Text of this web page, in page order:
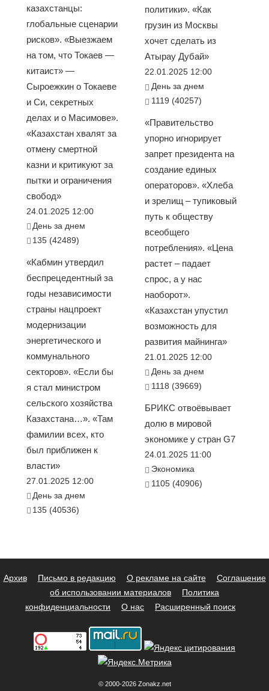
казахстанцы:
глобальные сценарии
рисков». «Выезжаем
на том, что Токаев —
китаист» —
Сыроежкин о Токаеве
и Си, секретных
делах и о Масимове».
«Казахстан хвалят за
отмену смертной
казни и критикуют за
пытки и ограничения
свобод»
24.01.2025 12:00
День за днем
135 (42489)
«Кабмин утвердил
беспрецедентный за
годы независимости
страны нацпроект
модернизации
энергетического и
коммунального
секторов». «Если бы
я стал министром
сельского хозяйства
Казахстана…». «Там
фамилии всех, кто
был приближен к
власти»
27.01.2025 12:00
День за днем
135 (40536)
политики». «Как
грузин из Москвы
хочет сделать из
Атырау Дубай»
22.01.2025 12:00
День за днем
1119 (40257)
«Правительство
упорно игнорирует
запрет президента на
создание единых
операторов». «Хлеба
и зрелищ – тупиковый
путь к обществу
всеобщего
потребления». «Цена
растет – падает
спрос, а у нас
наоборот».
«Казахстан упустил
возможность для
развития майнинга»
21.01.2025 12:00
День за днем
1118 (39669)
БРИКС отвоёвывает
долю в мировой
экономике у стран G7
24.01.2025 11:00
Экономика
1105 (40906)
Архив Письмо в редакцию О рекламе на сайте
Соглашение
об использовании материалов
Политика
конфиденциальности
О нас Расширенный поиск
© 2000-2026 Zonakz.net